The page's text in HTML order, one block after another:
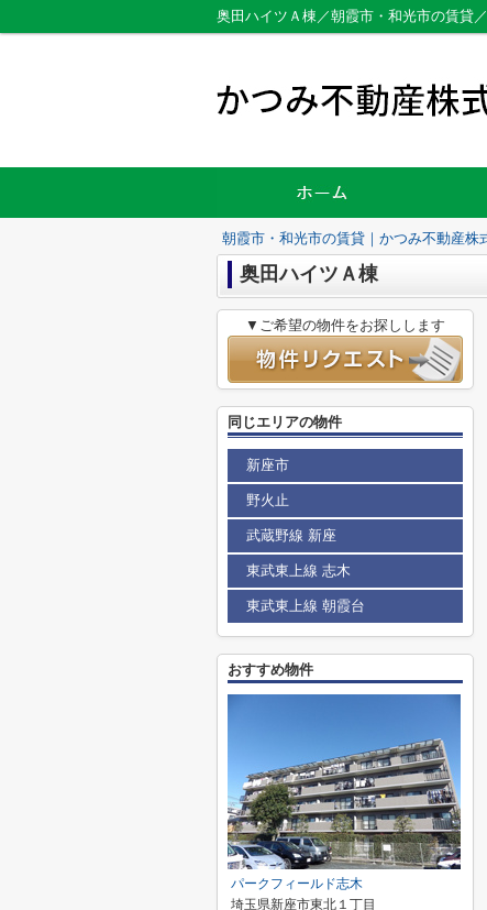
奥田ハイツＡ棟／朝霞市・和光市の賃貸
朝霞市・和光市の賃貸｜かつみ不動産株
奥田ハイツＡ棟
▼ご希望の物件をお探しします
同じエリアの物件
新座市
野火止
武蔵野線 新座
東武東上線 志木
東武東上線 朝霞台
おすすめ物件
パークフィールド志木
埼玉県新座市東北１丁目